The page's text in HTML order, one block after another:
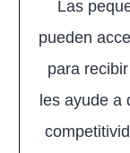
Las
pueden
para
les ayude a